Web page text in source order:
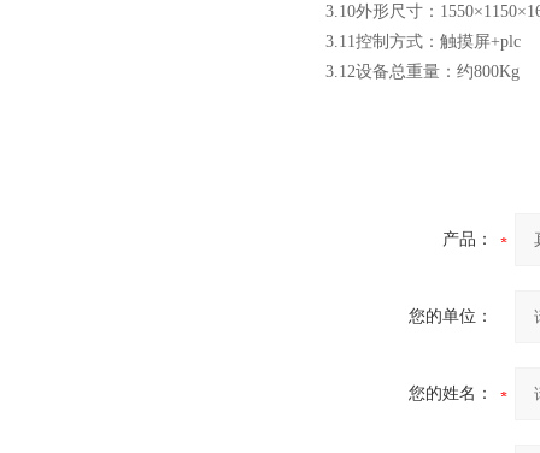
3.10外形尺寸：
3.11控制方式：触摸屏+plc
3.12设备总重量：约800Kg
产品：
您的单位：
您的姓名：